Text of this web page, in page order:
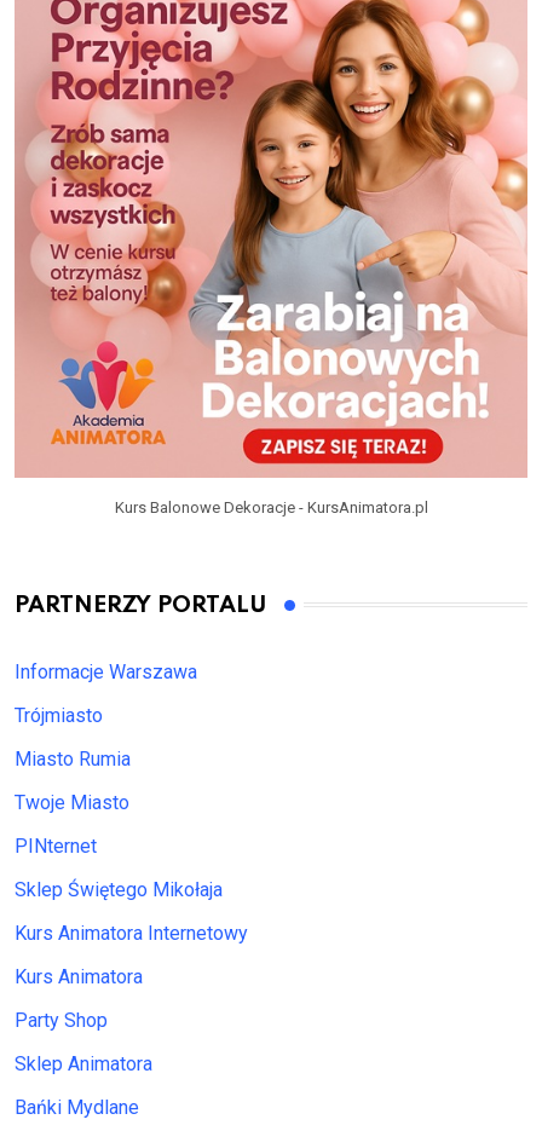
Kurs Balonowe Dekoracje - KursAnimatora.pl
PARTNERZY PORTALU
Informacje Warszawa
Trójmiasto
Miasto Rumia
Twoje Miasto
PINternet
Sklep Świętego Mikołaja
Kurs Animatora Internetowy
Kurs Animatora
Party Shop
Sklep Animatora
Bańki Mydlane